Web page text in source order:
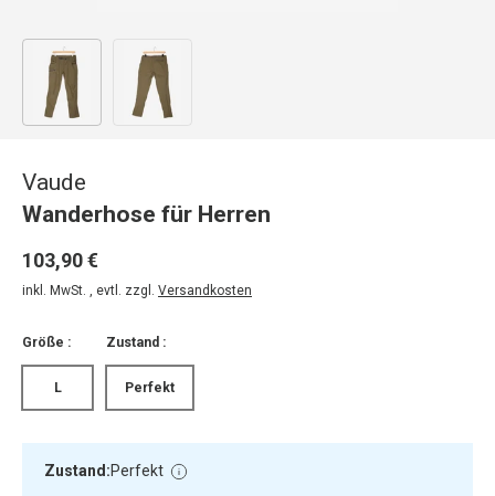
Bild 1 in Galerieansicht laden
Vaude
Wanderhose für Herren
103,90 €
inkl. MwSt. , evtl. zzgl. Versandkosten
Größe :
L
Zustand :
Perfekt
Zustand:Perfekt